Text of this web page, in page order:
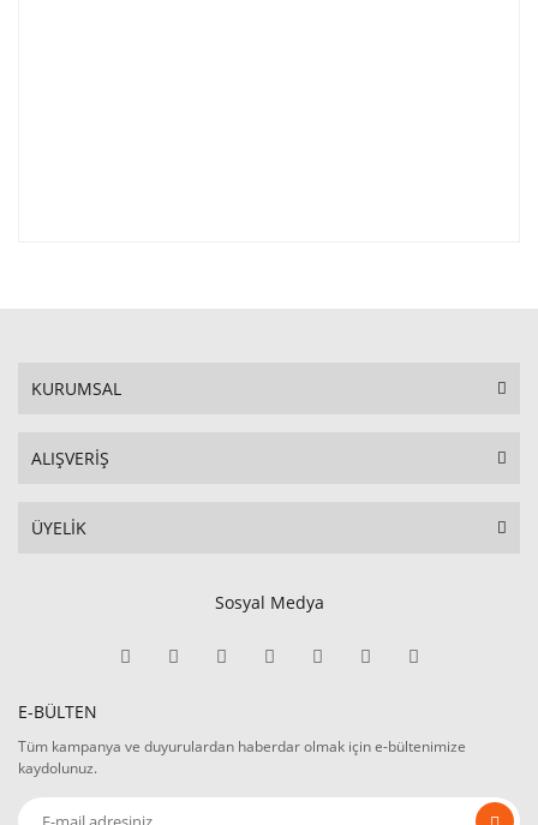
KURUMSAL
ALIŞVERİŞ
ÜYELİK
Sosyal Medya
E-BÜLTEN
Tüm kampanya ve duyurulardan haberdar olmak için e-bültenimize
kaydolunuz.